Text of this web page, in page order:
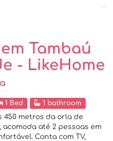
Tambaú
- LikeHome
1 Bed
1 bathroom
450 metros da orla de
acomoda até 2 pessoas em
Conta com TV,